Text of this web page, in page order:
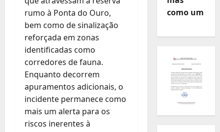
rumo à Ponta do Ouro,
bem como de sinalização
reforçada em zonas
identificadas como
corredores de fauna.
Enquanto decorrem
apuramentos adicionais, o
incidente permanece como
mais um alerta para os
riscos inerentes à
como um